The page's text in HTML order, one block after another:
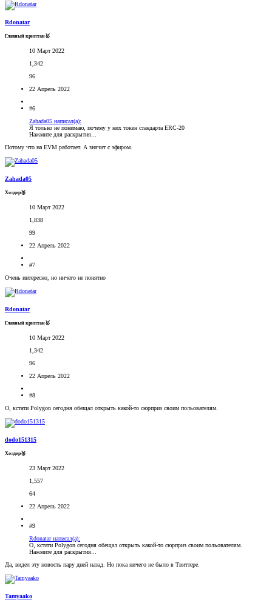
Rdonatar
Главный криптан🥇
10 Март 2022
1,342
96
22 Апрель 2022
#6
Zahada05 написал(а):
Я только не понимаю, почему у них токен стандарта ERC-20
Нажмите для раскрытия...
Потому что на EVM работает. А значит с эфиром.
Zahada05
Холдер🥉
10 Март 2022
1,838
99
22 Апрель 2022
#7
Очень интересно, но ничего не понятно
Rdonatar
Главный криптан🥇
10 Март 2022
1,342
96
22 Апрель 2022
#8
О, кстати Polygon сегодня обещал открыть какой-то сюрприз своим польователям.
dodo151315
Холдер🥉
23 Март 2022
1,557
64
22 Апрель 2022
#9
Rdonatar написал(а):
О, кстати Polygon сегодня обещал открыть какой-то сюрприз своим польователям.
Нажмите для раскрытия...
Да, видел эту новость пару дней назад. Но пока ничего не было в Твиттере.
Tamyaako